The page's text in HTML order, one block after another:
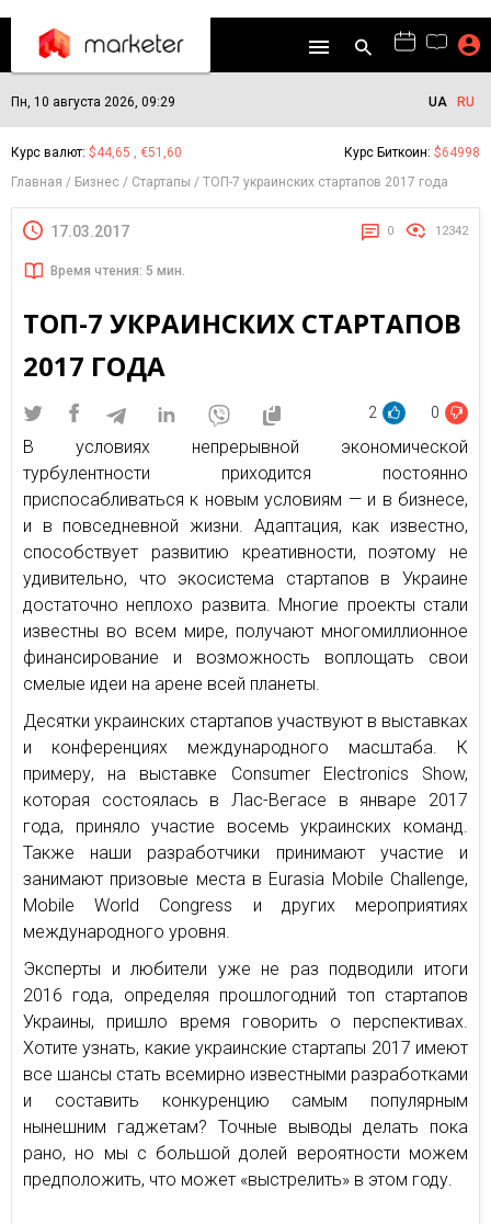
Пн, 10 августа 2026, 09:29 UA RU
Курс валют: $44,65 , €51,60 Курс Биткоин: $64998
Главная
Бизнес Стартапы ТОП-7 украинских стартапов 2017 года
17.03.2017 0 12342
Время чтения: 5 мин.
ТОП-7 УКРАИНСКИХ СТАРТАПОВ
2017 ГОДА
2 0
В условиях непрерывной экономической
турбулентности приходится постоянно
приспосабливаться к новым условиям — и в бизнесе,
и в повседневной жизни. Адаптация, как известно,
способствует развитию креативности, поэтому не
удивительно, что экосистема стартапов в Украине
достаточно неплохо развита. Многие проекты стали
известны во всем мире, получают многомиллионное
финансирование и возможность воплощать свои
смелые идеи на арене всей планеты.
Десятки украинских стартапов участвуют в выставках
и конференциях международного масштаба. К
примеру, на выставке Consumer Electronics Show,
которая состоялась в Лас-Вегасе в январе 2017
года, приняло участие восемь украинских команд.
Также наши разработчики принимают участие и
занимают призовые места в Eurasia Mobile Challenge,
Mobile World Congress и других мероприятиях
международного уровня.
Эксперты и любители уже не раз подводили итоги
2016 года, определяя прошлогодний топ стартапов
Украины, пришло время говорить о перспективах.
Хотите узнать, какие украинские стартапы 2017 имеют
все шансы стать всемирно известными разработками
и составить конкуренцию самым популярным
нынешним гаджетам? Точные выводы делать пока
рано, но мы с большой долей вероятности можем
предположить, что может «выстрелить» в этом году.